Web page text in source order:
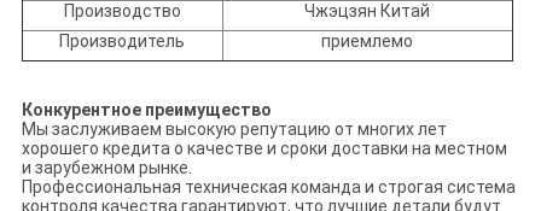
Производство
Чжэцзян Китай
Производитель
приемлемо
Конкурентное преимущество
Мы заслуживаем высокую репутацию от многих лет
хорошего кредита о качестве и сроки доставки на местном
и зарубежном рынке.
Профессиональная техническая команда и строгая система
контроля качества гарантируют, что лучшие детали будут